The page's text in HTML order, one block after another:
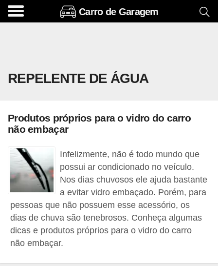
Carro de Garagem
REPELENTE DE ÁGUA
Produtos próprios para o vidro do carro
não embaçar
Infelizmente, não é todo mundo que
possui ar condicionado no veículo.
Nos dias chuvosos ele ajuda bastante
a evitar vidro embaçado. Porém, para
pessoas que não possuem esse acessório, os
dias de chuva são tenebrosos. Conheça algumas
dicas e produtos próprios para o vidro do carro
não embaçar.
A
s
i
s
e
o
c
i
o